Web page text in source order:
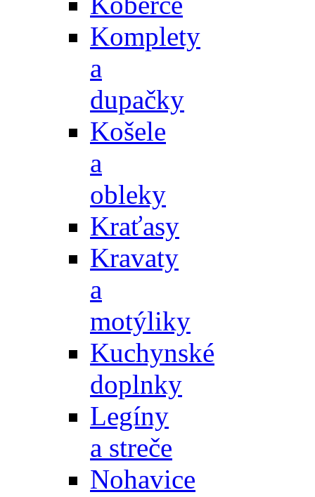
Komplety
a
dupačky
Košele
a
obleky
Kraťasy
Kravaty
a
motýliky
Kuchynské
doplnky
Legíny
a streče
Nohavice